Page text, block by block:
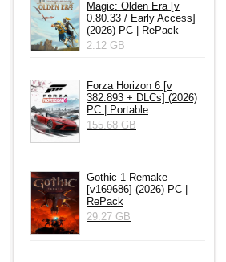
Magic: Olden Era [v
0.80.33 / Early Access]
(2026) PC | RePack
2.12 GB
Forza Horizon 6 [v
382.893 + DLCs] (2026)
PC | Portable
155.68 GB
Gothic 1 Remake
[v169686] (2026) PC |
RePack
29.27 GB